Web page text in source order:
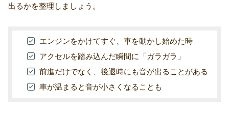
出るかを整理しましょう。
エンジンをかけてすぐ、車を動かし始めた時
アクセルを踏み込んだ瞬間に「ガラガラ」
前進だけでなく、後退時にも音が出ることがある
車が温まると音が小さくなることも